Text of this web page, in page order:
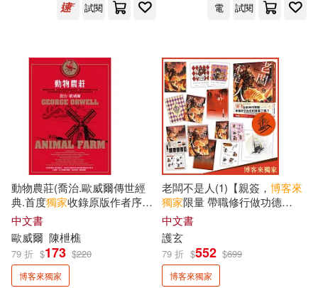
護玄(3)
金丙奇(3) 阮光民(3)
陳重銘(3) 韋蘺若明(3)
Dean Liao(2)
FunHouse師資團隊(2)
水靈文創(4) 燎原出版(4)
離島出版(4) 高寶(4)
一起來出版(3) 台灣廣廈(3)
大樹林(3) 好人出版(3)
好的文化(3) 字覺文化(3)
布克文化(3) 布可屋(3)
試閱 電 試閱
動物農莊(喬治.歐威爾傳世經
典.首度獨家收錄原版作者序
〈新聞自由〉)
中文書
歐威爾 陳枻樵
79 折 $173 $220
博客來獨家
老闆不是人(1)【親簽， 博客來
獨家限量 帶職修行做功德
版】：護玄全新神作降臨!數也
數不完的歡樂吐槽 × 熱血戰鬥!
中文書
護玄
79 折 $552 $699
博客來獨家